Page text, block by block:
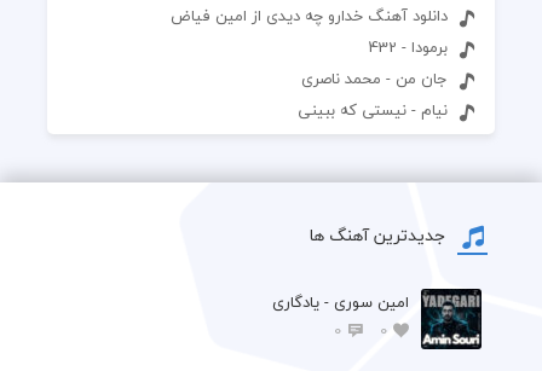
دانلود آهنگ خدارو چه دیدی از امین فیاض
برمودا - 432
جان من - محمد ناصری
نیام - نیستی که ببینی
جدیدترین آهنگ ها
امین سوری - یادگاری
0
0